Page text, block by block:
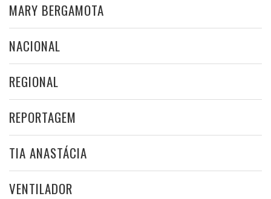
MARY BERGAMOTA
NACIONAL
REGIONAL
REPORTAGEM
TIA ANASTÁCIA
VENTILADOR